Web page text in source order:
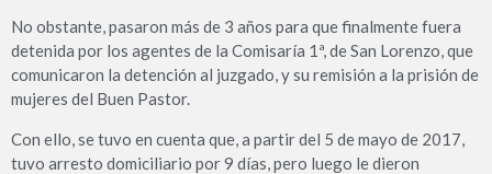
No obstante, pasaron más de 3 años para que finalmente fuera
detenida por los agentes de la Comisaría 1ª, de San Lorenzo, que
comunicaron la detención al juzgado, y su remisión a la prisión de
mujeres del Buen Pastor.
Con ello, se tuvo en cuenta que, a partir del 5 de mayo de 2017,
tuvo arresto domiciliario por 9 días, pero luego le dieron